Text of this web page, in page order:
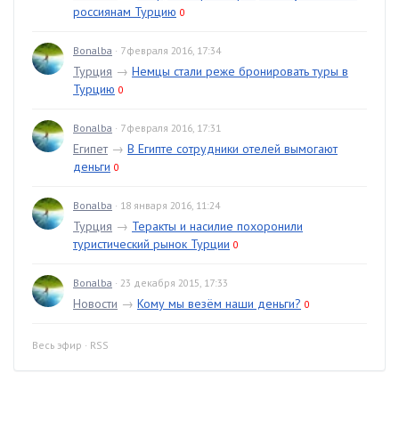
россиянам Турцию 0
Bonalba · 7 февраля 2016, 17:34
Турция → Немцы стали реже бронировать туры в
Турцию 0
Bonalba · 7 февраля 2016, 17:31
Египет→ В Египте сотрудники отелей вымогают
деньги 0
Bonalba · 18 января 2016, 11:24
Турция → Теракты и насилие похоронили
туристический рынок Турции 0
Bonalba · 23 декабря 2015, 17:33
Новости → Кому мы везём наши деньги? 0
Весь эфир · RSS